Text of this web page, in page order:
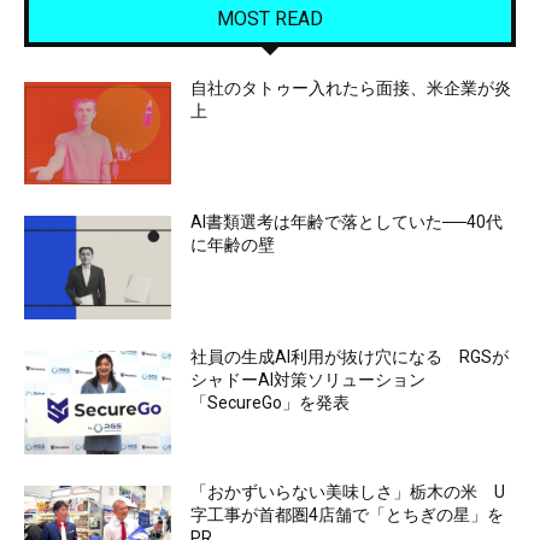
MOST READ
自社のタトゥー入れたら面接、米企業が炎
上
AI書類選考は年齢で落としていた──40代
に年齢の壁
社員の生成AI利用が抜け穴になる RGSが
シャドーAI対策ソリューション
「SecureGo」を発表
「おかずいらない美味しさ」栃木の米 U
字工事が首都圏4店舗で「とちぎの星」を